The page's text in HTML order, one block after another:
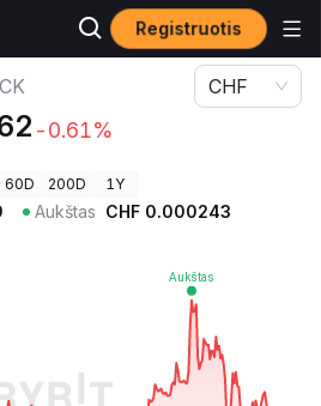
Registruotis
kaina CHUCK
-0.61%
CHF
60D 200D 1Y
Aukštas CHF 0.000243